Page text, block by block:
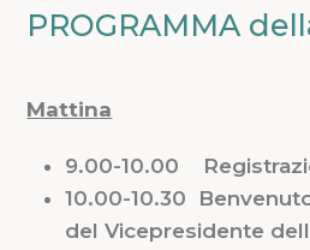
PROGRAMMA
Mattina
9.00-10.00
10.00-10.30
del Vicepresidente